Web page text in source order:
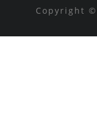
Copyright ©